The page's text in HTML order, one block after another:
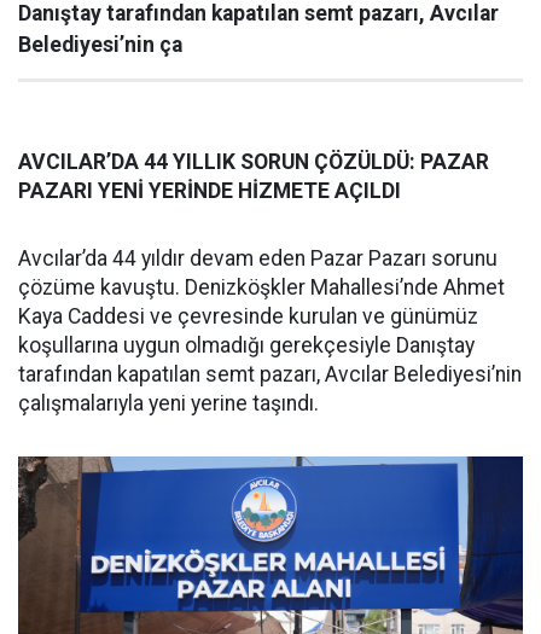
Danıştay tarafından kapatılan semt pazarı, Avcılar
Belediyesi’nin ça
AVCILAR’DA 44 YILLIK SORUN ÇÖZÜLDÜ: PAZAR
PAZARI YENİ YERİNDE HİZMETE AÇILDI
Avcılar’da 44 yıldır devam eden Pazar Pazarı sorunu
çözüme kavuştu. Denizköşkler Mahallesi’nde Ahmet
Kaya Caddesi ve çevresinde kurulan ve günümüz
koşullarına uygun olmadığı gerekçesiyle Danıştay
tarafından kapatılan semt pazarı, Avcılar Belediyesi’nin
çalışmalarıyla yeni yerine taşındı.